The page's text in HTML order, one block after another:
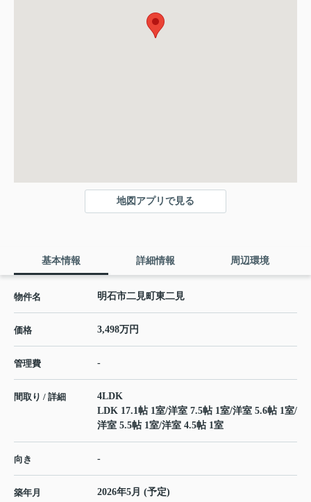
地図アプリで見る
基本情報 詳細情報 周辺環境
物件名 明石市二見町東二見
価格 3,498万円
管理費 -
間取り / 詳細
4LDK
LDK 17.1帖 1室/洋室 7.5帖 1室/洋室 5.6帖 1室/
洋室 5.5帖 1室/洋室 4.5帖 1室
向き -
築年月 2026年5月 (予定)